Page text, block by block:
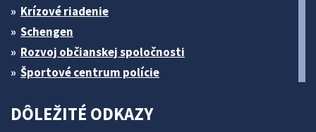
Krízové riadenie
Schengen
Rozvoj občianskej spoločnosti
Športové centrum polície
DÔLEŽITÉ ODKAZY